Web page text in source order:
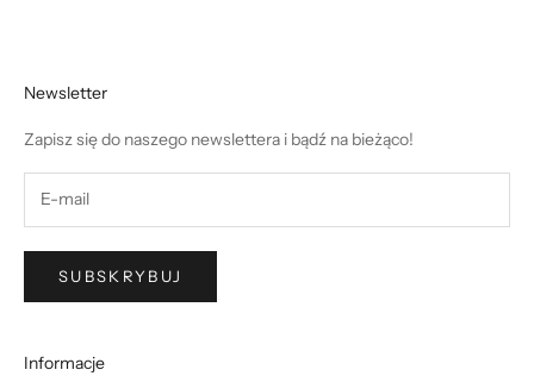
Newsletter
Zapisz się do naszego newslettera i bądź na bieżąco!
SUBSKRYBUJ
Informacje